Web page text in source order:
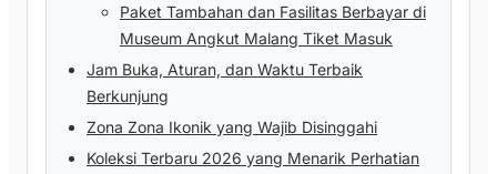
Paket Tambahan dan Fasilitas Berbayar di
Museum Angkut Malang Tiket Masuk
Jam Buka, Aturan, dan Waktu Terbaik
Berkunjung
Zona Zona Ikonik yang Wajib Disinggahi
Koleksi Terbaru 2026 yang Menarik Perhatian